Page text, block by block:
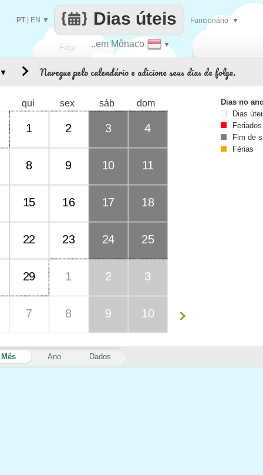
Faça ..em Mônaco ▼
Dias úteis
PT| EN ▼ Funcionário ▼
Navegue pelo calendário e adicione seus dias de folga.
Mês Ano Dados
qui sex sáb dom
1 2 3 4
8 9 10 11
15 16 17 18
22 23 24 25
29 1 2 3
7 8 9 10
▼
Dias no
Dias
Feriados
Fim de
Férias